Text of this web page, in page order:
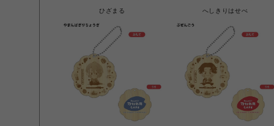
ひざまる へしきりはせべ